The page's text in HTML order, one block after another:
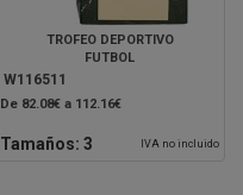
TROFEO DEPORTIVO
FUTBOL
W116511
De 82.08€ a 112.16€
Tamaños: 3 IVA no incluido